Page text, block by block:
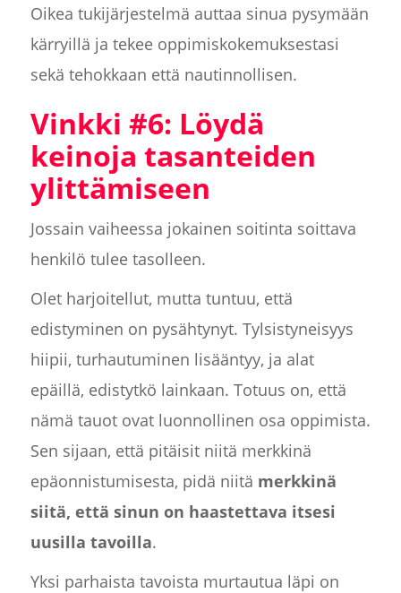
Oikea tukijärjestelmä auttaa sinua pysymään
kärryillä ja tekee oppimiskokemuksestasi
sekä tehokkaan että nautinnollisen.
Vinkki #6: Löydä
keinoja tasanteiden
ylittämiseen
Jossain vaiheessa jokainen soitinta soittava
henkilö tulee tasolleen.
Olet harjoitellut, mutta tuntuu, että
edistyminen on pysähtynyt. Tylsistyneisyys
hiipii, turhautuminen lisääntyy, ja alat
epäillä, edistytkö lainkaan. Totuus on, että
nämä tauot ovat luonnollinen osa oppimista.
Sen sijaan, että pitäisit niitä merkkinä
epäonnistumisesta, pidä niitä merkkinä
siitä, että sinun on haastettava itsesi
uusilla tavoilla.
Yksi parhaista tavoista murtautua läpi on